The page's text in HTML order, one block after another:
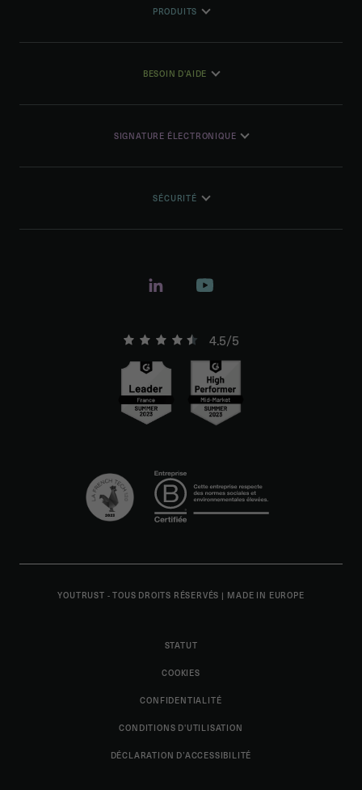
PRODUITS
BESOIN D'AIDE
SIGNATURE ÉLECTRONIQUE
SÉCURITÉ
4.5/5
YOUTRUST - TOUS DROITS RÉSERVÉS | MADE IN EUROPE
STATUT
COOKIES
CONFIDENTIALITÉ
CONDITIONS D'UTILISATION
DÉCLARATION D’ACCESSIBILITÉ